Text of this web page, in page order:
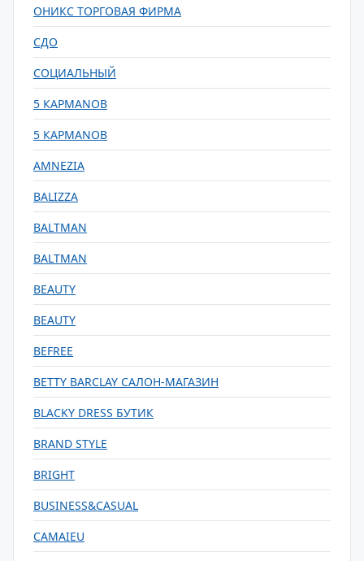
ОНИКС ТОРГОВАЯ ФИРМА
СДО
СОЦИАЛЬНЫЙ
5 КАРМАNОВ
5 КАРМАNОВ
AMNEZIA
BALIZZA
BALTMAN
BALTMAN
BEAUTY
BEAUTY
BEFREE
BETTY BARCLAY САЛОН-МАГАЗИН
BLACKY DRESS БУТИК
BRAND STYLE
BRIGHT
BUSINESS&CASUAL
CAMAIEU